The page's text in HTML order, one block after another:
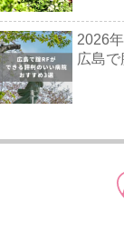
2026
広島